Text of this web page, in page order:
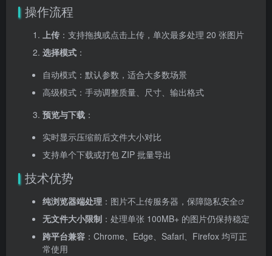
操作流程
上传 ：支持拖拽或点击上传，单次最多处理 20 张图片
选择模式 ：
自动模式：默认参数，适合大多数场景
高级模式：手动调整质量、尺寸、输出格式
预览与下载 ：
实时显示压缩前后文件大小对比
支持单个下载或打包 ZIP 批量导出
技术优势
纯浏览器端处理 ：图片不上传服务器，保障隐私安全
无文件大小限制 ：处理单张 100MB+ 的图片仍保持稳定
跨平台兼容 ：Chrome、Edge、Safari、Firefox 均可正
常使用